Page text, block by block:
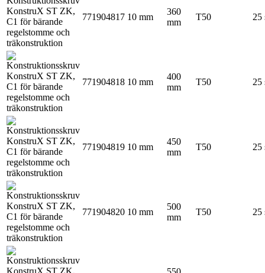
771904817 10 mm
360
mm
T50 25
771904818 10 mm
400
mm
T50 25
771904819 10 mm
450
mm
T50 25
771904820 10 mm
500
mm
T50 25